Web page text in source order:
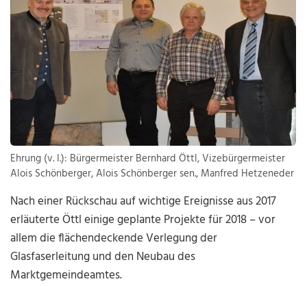
Ehrung (v. l.): Bürgermeister Bernhard Öttl, Vizebürgermeister
Alois Schönberger, Alois Schönberger sen., Manfred Hetzeneder
Nach einer Rückschau auf wichtige Ereignisse aus 2017
erläuterte Öttl einige geplante Projekte für 2018 – vor
allem die flächendeckende Verlegung der
Glasfaserleitung und den Neubau des
Marktgemeindeamtes.